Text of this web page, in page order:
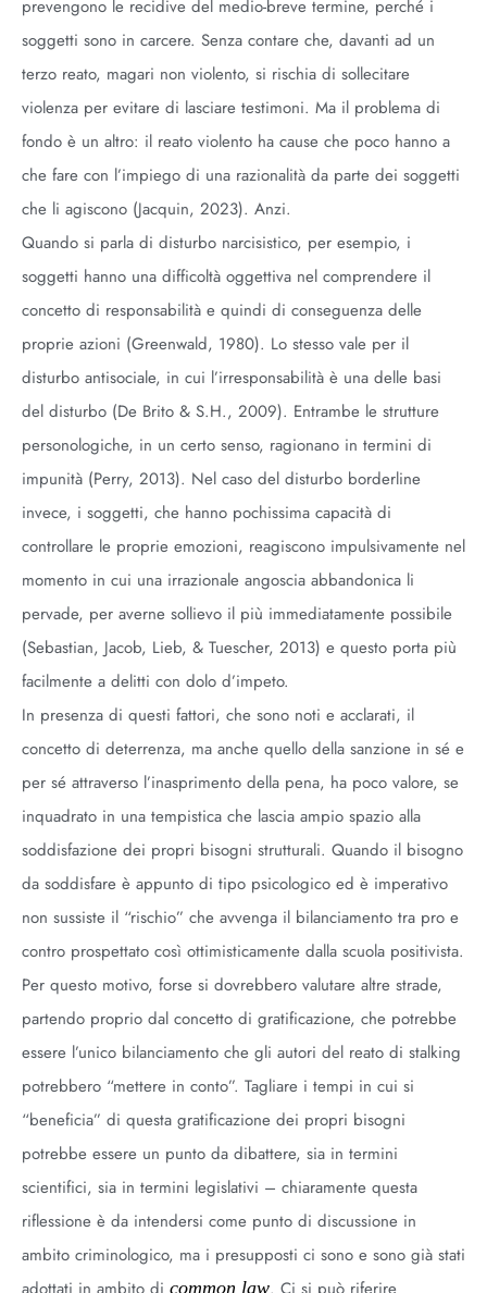
prevengono le recidive del medio-breve termine, perché i
soggetti sono in carcere. Senza contare che, davanti ad un
terzo reato, magari non violento, si rischia di sollecitare
violenza per evitare di lasciare testimoni. Ma il problema di
fondo è un altro: il reato violento ha cause che poco hanno a
che fare con l’impiego di una razionalità da parte dei soggetti
che li agiscono (Jacquin, 2023). Anzi.
Quando si parla di disturbo narcisistico, per esempio, i
soggetti hanno una difficoltà oggettiva nel comprendere il
concetto di responsabilità e quindi di conseguenza delle
proprie azioni (Greenwald, 1980). Lo stesso vale per il
disturbo antisociale, in cui l’irresponsabilità è una delle basi
del disturbo (De Brito & S.H., 2009). Entrambe le strutture
personologiche, in un certo senso, ragionano in termini di
impunità (Perry, 2013). Nel caso del disturbo borderline
invece, i soggetti, che hanno pochissima capacità di
controllare le proprie emozioni, reagiscono impulsivamente nel
momento in cui una irrazionale angoscia abbandonica li
pervade, per averne sollievo il più immediatamente possibile
(Sebastian, Jacob, Lieb, & Tuescher, 2013) e questo porta più
facilmente a delitti con dolo d’impeto.
In presenza di questi fattori, che sono noti e acclarati, il
concetto di deterrenza, ma anche quello della sanzione in sé e
per sé attraverso l’inasprimento della pena, ha poco valore, se
inquadrato in una tempistica che lascia ampio spazio alla
soddisfazione dei propri bisogni strutturali. Quando il bisogno
da soddisfare è appunto di tipo psicologico ed è imperativo
non sussiste il “rischio” che avvenga il bilanciamento tra pro e
contro prospettato così ottimisticamente dalla scuola positivista.
Per questo motivo, forse si dovrebbero valutare altre strade,
partendo proprio dal concetto di gratificazione, che potrebbe
essere l’unico bilanciamento che gli autori del reato di stalking
potrebbero “mettere in conto”. Tagliare i tempi in cui si
“beneficia” di questa gratificazione dei propri bisogni
potrebbe essere un punto da dibattere, sia in termini
scientifici, sia in termini legislativi – chiaramente questa
riflessione è da intendersi come punto di discussione in
ambito criminologico, ma i presupposti ci sono e sono già stati
common law